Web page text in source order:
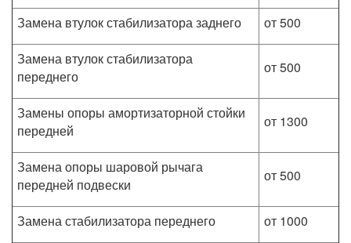
Замена втулок стабилизатора заднего
от 500
Замена втулок стабилизатора
переднего
от 500
Замены опоры амортизаторной стойки
передней
от 1300
Замена опоры шаровой рычага
передней подвески
от 500
Замена стабилизатора переднего
от 1000